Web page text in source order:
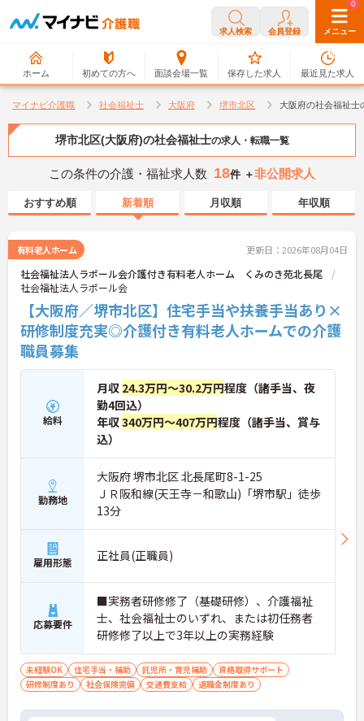
求人検索 会員登録 メニュー
ホーム 初めての方へ 面談会場一覧
0
保存した求人
0
最近見た求人
マイナビ介護職 社会福祉士 大阪府 堺市北区 大阪府の社会福祉士
堺市北区(大阪府)の社会福祉士の求人・転職一覧
この条件の介護・福祉求人数 18件 ＋非公開求人
おすすめ順 新着順 月収順 年収順
有料老人ホーム 更新日：2026年08月04日
社会福祉法人ラポール会介護付き有料老人ホーム くみのき苑北長尾
社会福祉法人ラポール会
【大阪府／堺市北区】住宅手当や扶養手当あり×
研修制度充実◎介護付き有料老人ホームでの介護
職員募集
給料
月収 24.3万円～30.2万円程度（諸手当、夜
勤4回込）
年収340万円～407万円程度（諸手当、賞与
込）
勤務地
大阪府 堺市北区 北長尾町8-1-25
ＪＲ阪和線(天王寺－和歌山)「堺市駅」徒歩
13分
雇用形態 正社員(正職員)
応募要件
■実務者研修修了（基礎研修）、介護福祉
士、社会福祉士のいずれ、または初任務者
研修修了以上で3年以上の実務経験
未経験OK 住宅手当・補助 託児所・育児補助
資格取得サポート
研修制度あり
社会保険完備 交通費支給 退職金制度あり